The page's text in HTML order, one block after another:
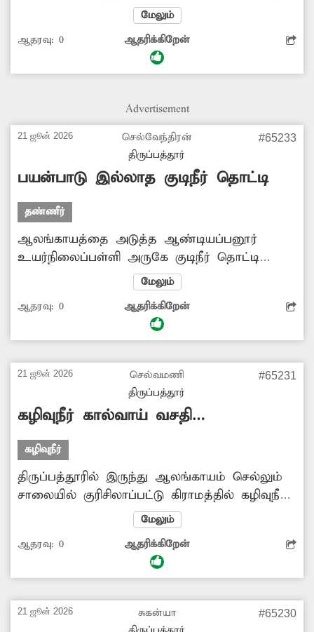
2-ல் பயணிகள் நிழற்கூடம் அமைக்கப்பட்டது.
இந்த நிழற்கூடத்தில் பொதுமக்கள் வசதிக்காக
மின்விளக்கு, மின்விசிறி போன்றவை ஏற்பாடு
செய்யப்பட்டுள்ளது. ஆனால் அதற்கான மின்
இணைப்பு வசதியை ஏற்படுத்தி தர
எடுப்பார்களா? -சோமசுந்தரம், திருப்பத்தூர்.
மேலும்
ஆதரவு: 0 ஆதரிக்கிறேன்
Advertisement
21 ஜூன் 2026
செல்வேந்திரன்
திருப்பத்தூர்
#65233
பயன்பாடு இல்லாத குடிநீர் தொட்டி
தண்ணீர்
ஆலங்காயத்தை அடுத்த ஆண்டியப்பனூர்
உயர்நிலைப்பள்ளி அருகே குடிநீர் தொட்டி
ஒன்று இருந்தது. அதை அந்தப் பகுதியைச்
சேர்ந்த பொதுமக்கள் குடிநீர் தேவைக்காக
பயன்படுத்தி வந்தனர். ஆனால், அந்தக் குடிநீர்
தொட்டி தற்போது பயன்பாடு இல்லாமல்
பொதுமக்கள் பயன்பாட்டுக்கு கொண்டு வர
வேண்டும். -செல்வேந்திரன், ஆண்டியப்பனூர்.
மேலும்
ஆதரவு: 0 ஆதரிக்கிறேன்
21 ஜூன் 2026
செல்வமணி
திருப்பத்தூர்
#65231
கழிவுநீர் கால்வாய் வசதி
ஏற்படுத்தப்படுமா?
கழிவுநீர்
திருப்பத்தூரில் இருந்து ஆலங்காயம் செல்லும்
சாலையில் குரிசிலாப்பட்டு கிராமத்தில் கழிவுநீர்
கால்வாய் வசதி இல்லை. இதனால்
மழைக்காலங்களில் சாலையில் மழைநீர் தேங்கி
நிற்கிறது. இதன் காரணமாக வாகன ஓட்டிகள்,
பொதுமக்கள் மிகவும் சிரமப்படுகின்றனர்.
சாலையோரம் கழிவுநீர் கால்வாய் அமைக்க
அதிகாரிகள் நடவடிக்கை எடுக்க வேண்டும்.
மேலும்
ஆதரவு: 0 ஆதரிக்கிறேன்
21 ஜூன் 2026
சுகன்யா
#65230